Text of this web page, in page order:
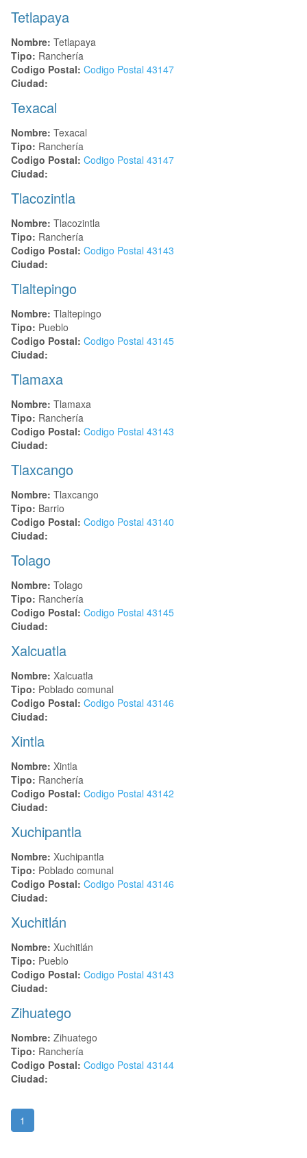
Tetlapaya
Nombre: Tetlapaya
Tipo: Ranchería
Codigo Postal: Codigo Postal 43147
Ciudad:
Texacal
Nombre: Texacal
Tipo: Ranchería
Codigo Postal: Codigo Postal 43147
Ciudad:
Tlacozintla
Nombre: Tlacozintla
Tipo: Ranchería
Codigo Postal: Codigo Postal 43143
Ciudad:
Tlaltepingo
Nombre: Tlaltepingo
Tipo: Pueblo
Codigo Postal: Codigo Postal 43145
Ciudad:
Tlamaxa
Nombre: Tlamaxa
Tipo: Ranchería
Codigo Postal: Codigo Postal 43143
Ciudad:
Tlaxcango
Nombre: Tlaxcango
Tipo: Barrio
Codigo Postal: Codigo Postal 43140
Ciudad:
Tolago
Nombre: Tolago
Tipo: Ranchería
Codigo Postal: Codigo Postal 43145
Ciudad:
Xalcuatla
Nombre: Xalcuatla
Tipo: Poblado comunal
Codigo Postal: Codigo Postal 43146
Ciudad:
Xintla
Nombre: Xintla
Tipo: Ranchería
Codigo Postal: Codigo Postal 43142
Ciudad:
Xuchipantla
Nombre: Xuchipantla
Tipo: Poblado comunal
Codigo Postal: Codigo Postal 43146
Ciudad:
Xuchitlán
Nombre: Xuchitlán
Tipo: Pueblo
Codigo Postal: Codigo Postal 43143
Ciudad:
Zihuatego
Nombre: Zihuatego
Tipo: Ranchería
Codigo Postal: Codigo Postal 43144
Ciudad:
1